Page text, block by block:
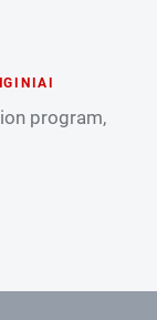
program,